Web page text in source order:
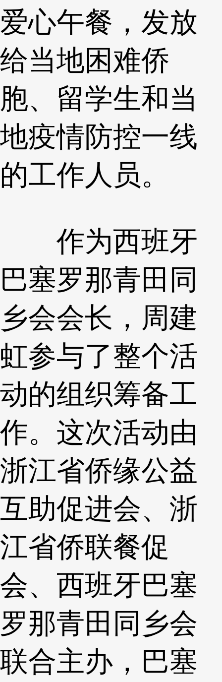
爱心午餐，发放
给当地困难侨
胞、留学生和当
地疫情防控一线
的工作人员。
作为西班牙
巴塞罗那青田同
乡会会长，周建
虹参与了整个活
动的组织筹备工
作。这次活动由
浙江省侨缘公益
互助促进会、浙
江省侨联餐促
会、西班牙巴塞
罗那青田同乡会
联合主办，巴塞